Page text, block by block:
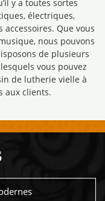
y a toutes sortes
électriques,
Que vous
nous pouvons
de plusieurs
vous pouvez
de lutherie vielle à
aux clients.